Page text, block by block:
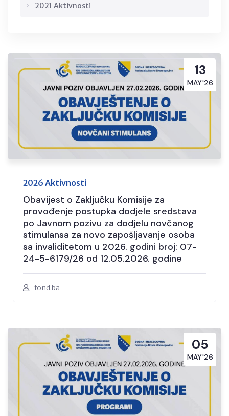
2021 Aktivnosti
13
MAY'26
2026 Aktivnosti
Obavijest o Zaključku Komisije za
provođenje postupka dodjele sredstava
po Javnom pozivu za dodjelu novčanog
stimulansa za novo zapošljavanje osoba
sa invaliditetom u 2026. godini broj: 07-
24-5-6179/26 od 12.05.2026. godine
fond.ba
05
MAY'26